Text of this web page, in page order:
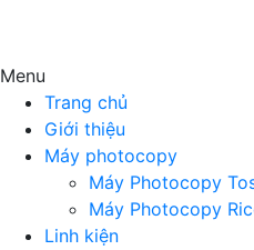
Menu
Trang chủ
Giới thiệu
Máy photocopy
Máy Photocopy
Máy Photocopy
Linh kiện